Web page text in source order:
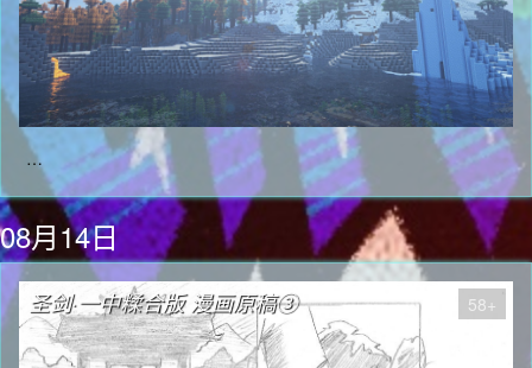
…
08月14日
圣剑·一中糅合版 漫画原稿③ 58+